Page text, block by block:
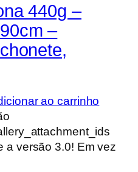
440g –
–
ao carrinho
a versão 3.0! Em vez